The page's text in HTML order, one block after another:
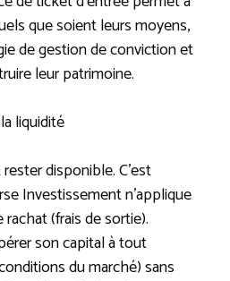
que soient leurs moyens,
de gestion de conviction et
leur patrimoine.
liquidité
disponible. C’est
Investissement n’applique
(frais de sortie).
son capital à tout
du marché) sans